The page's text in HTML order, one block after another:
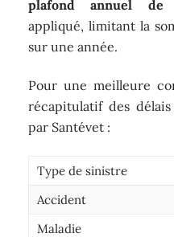
plafond annuel de
appliqué, limitant la
sur une année.
Pour une meilleure
récapitulatif des
par Santévet :
Type de sinistre
Accident
Maladie